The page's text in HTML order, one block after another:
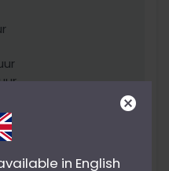
,Vinyl in English